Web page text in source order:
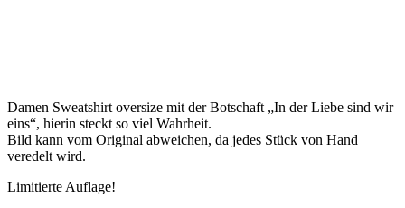
Damen Sweatshirt oversize mit der Botschaft „In der Liebe sind wir
eins“, hierin steckt so viel Wahrheit.
Bild kann vom Original abweichen, da jedes Stück von Hand
veredelt wird.
Limitierte Auflage!